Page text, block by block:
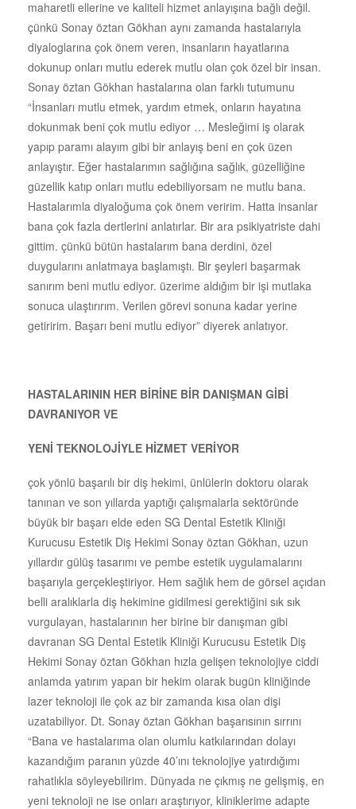
maharetli ellerine ve kaliteli hizmet anlayışına bağlı değil.
çünkü Sonay öztan Gökhan aynı zamanda hastalarıyla
diyaloglarına çok önem veren, insanların hayatlarına
dokunup onları mutlu ederek mutlu olan çok özel bir insan.
Sonay öztan Gökhan hastalarına olan farklı tutumunu
“İnsanları mutlu etmek, yardım etmek, onların hayatına
dokunmak beni çok mutlu ediyor … Mesleğimi iş olarak
yapıp paramı alayım gibi bir anlayış beni en çok üzen
anlayıştır. Eğer hastalarımın sağlığına sağlık, güzelliğine
güzellik katıp onları mutlu edebiliyorsam ne mutlu bana.
Hastalarımla diyaloğuma çok önem veririm. Hatta insanlar
bana çok fazla dertlerini anlatırlar. Bir ara psikiyatriste dahi
gittim. çünkü bütün hastalarım bana derdini, özel
duygularını anlatmaya başlamıştı. Bir şeyleri başarmak
sanırım beni mutlu ediyor. üzerime aldığım bir işi mutlaka
sonuca ulaştırırım. Verilen görevi sonuna kadar yerine
getiririm. Başarı beni mutlu ediyor” diyerek anlatıyor.
HASTALARININ HER BİRİNE BİR DANIŞMAN GİBİ
DAVRANIYOR VE
YENİ TEKNOLOJİYLE HİZMET VERİYOR
çok yönlü başarılı bir diş hekimi, ünlülerin doktoru olarak
tanınan ve son yıllarda yaptığı çalışmalarla sektöründe
büyük bir başarı elde eden SG Dental Estetik Kliniği
Kurucusu Estetik Diş Hekimi Sonay öztan Gökhan, uzun
yıllardır gülüş tasarımı ve pembe estetik uygulamalarını
başarıyla gerçekleştiriyor. Hem sağlık hem de görsel açıdan
belli aralıklarla diş hekimine gidilmesi gerektiğini sık sık
vurgulayan, hastalarının her birine bir danışman gibi
davranan SG Dental Estetik Kliniği Kurucusu Estetik Diş
Hekimi Sonay öztan Gökhan hızla gelişen teknolojiye ciddi
anlamda yatırım yapan bir hekim olarak bugün kliniğinde
lazer teknoloji ile çok az bir zamanda kısa olan dişi
uzatabiliyor. Dt. Sonay öztan Gökhan başarısının sırrını
“Bana ve hastalarıma olan olumlu katkılarından dolayı
kazandığım paranın yüzde 40’ını teknolojiye yatırdığımı
rahatlıkla söyleyebilirim. Dünyada ne çıkmış ne gelişmiş, en
yeni teknoloji ne ise onları araştırıyor, kliniklerime adapte